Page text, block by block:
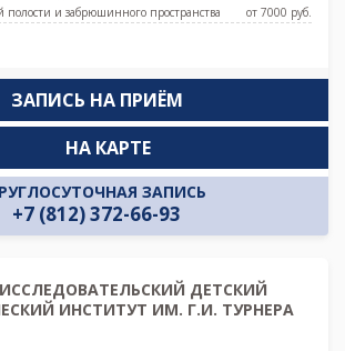
и забрюшинного пространства
от 7000 pуб.
ЗАПИСЬ НА ПРИЁМ
ЗАПИСЬ
+7 (812) 372-66-93
НА КАРТЕ
ДЕТСКИЙ
ИНСТИТУТ ИМ. Г.И. ТУРНЕРА